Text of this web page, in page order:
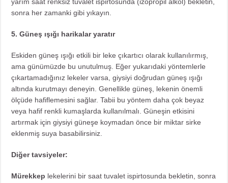
sonra her zamanki gibi yıkayın.
5. Güneş ışığı harikalar yaratır
Eskiden güneş ışığı etkili bir leke çıkartıcı olarak kullanılırmış,
ama günümüzde bu unutulmuş. Eğer yukarıdaki yöntemlerle
çıkartamadığınız lekeler varsa, giysiyi doğrudan güneş ışığı
altında kurutmayı deneyin. Genellikle güneş, lekenin önemli
ölçüde hafiflemesini sağlar. Tabii bu yöntem daha çok beyaz
veya hafif renkli kumaşlarda kullanılmalı. Güneşin etkisini
artırmak için giysiyi güneşe koymadan önce bir miktar sirke
eklenmiş suya basabilirsiniz.
Diğer tavsiyeler:
Mürekkep lekelerini bir saat tuvalet ispirtosunda bekletin, sonra